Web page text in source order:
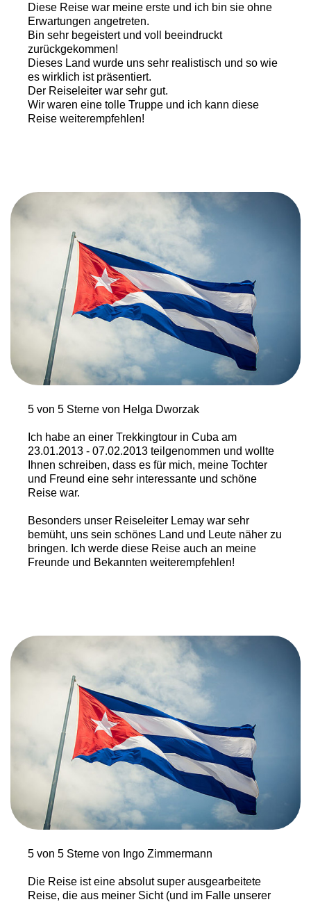
Diese Reise war meine erste und ich bin sie ohne
Erwartungen angetreten.
Bin sehr begeistert und voll beeindruckt
zurückgekommen!
Dieses Land wurde uns sehr realistisch und so wie
es wirklich ist präsentiert.
Der Reiseleiter war sehr gut.
Wir waren eine tolle Truppe und ich kann diese
Reise weiterempfehlen!
5 von 5 Sterne von Helga Dworzak
Ich habe an einer Trekkingtour in Cuba am
23.01.2013 - 07.02.2013 teilgenommen und wollte
Ihnen schreiben, dass es für mich, meine Tochter
und Freund eine sehr interessante und schöne
Reise war.
Besonders unser Reiseleiter Lemay war sehr
bemüht, uns sein schönes Land und Leute näher zu
bringen. Ich werde diese Reise auch an meine
Freunde und Bekannten weiterempfehlen!
5 von 5 Sterne von Ingo Zimmermann
Die Reise ist eine absolut super ausgearbeitete
Reise, die aus meiner Sicht (und im Falle unserer